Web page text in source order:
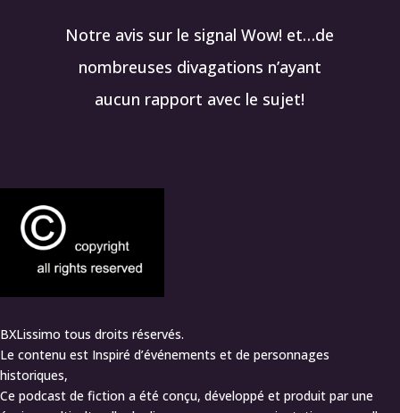
Notre avis sur le signal Wow! et…de
nombreuses divagations n’ayant
aucun rapport avec le sujet!
BXLissimo tous droits réservés.
Le contenu est Inspiré d’événements et de personnages
historiques,
Ce podcast de fiction a été conçu, développé et produit par une